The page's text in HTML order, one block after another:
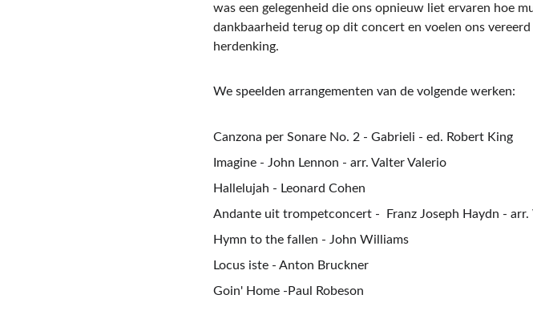
was een gelegenheid die ons opnieuw liet ervaren hoe
dankbaarheid terug op dit concert en voelen ons
herdenking.
We speelden arrangementen van de volgende werken:
Canzona per Sonare No. 2 - Gabrieli - ed. Robert King
Imagine - John Lennon - arr. Valter Valerio
Hallelujah - Leonard Cohen
Andante uit trompetconcert -  Franz Joseph Haydn - arr.
Hymn to the fallen - John Williams
Locus iste - Anton Bruckner
Goin' Home -Paul Robeson